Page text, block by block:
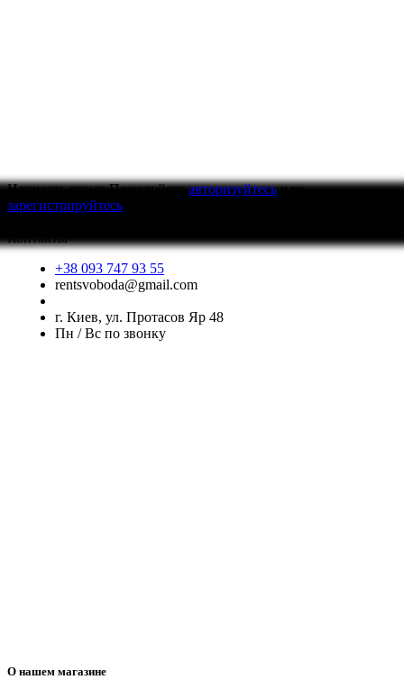
Написать отзывПожалуйстаавторизуйтесьили
зарегистрируйтесь
Контакты
+38 093 747 93 55
rentsvoboda@gmail.com
г. Киев, ул. Протасов Яр 48
Пн / Вс по звонку
О нашем магазине